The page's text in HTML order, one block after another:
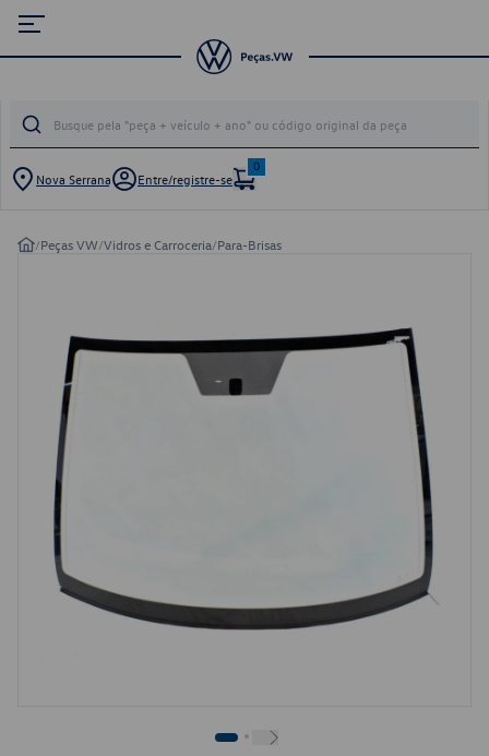
Nova Serrana Entre/registre-se
0
/Peças VW/Vidros e Carroceria/Para-Brisas